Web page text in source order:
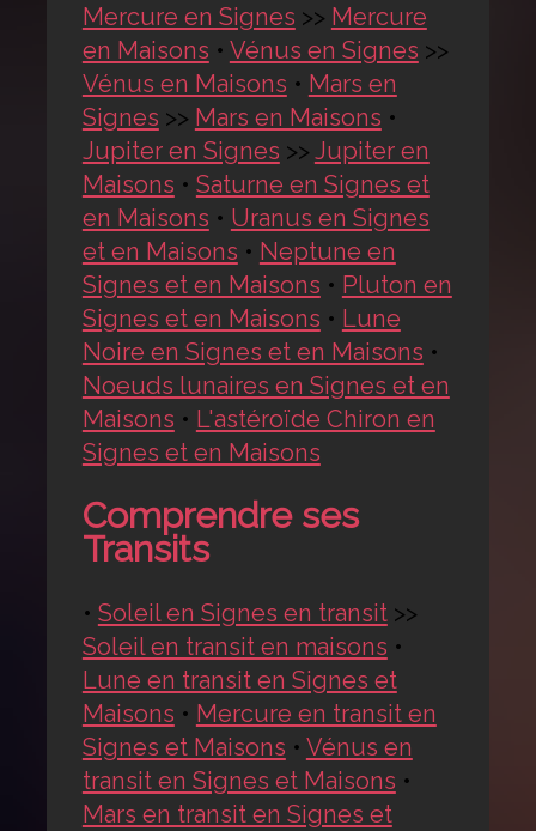
Mercure en Signes >> Mercure
en Maisons • Vénus en Signes >>
Vénus en Maisons • Mars en
Signes >> Mars en Maisons •
Jupiter en Signes >> Jupiter en
Maisons • Saturne en Signes et
en Maisons • Uranus en Signes
et en Maisons • Neptune en
Signes et en Maisons • Pluton en
Signes et en Maisons • Lune
Noire en Signes et en Maisons •
Noeuds lunaires en Signes et en
Maisons • L'astéroïde Chiron en
Signes et en Maisons
Comprendre ses
Transits
• Soleil en Signes en transit>>
Soleil en transit en maisons •
Lune en transit en Signes et
Maisons • Mercure en transit en
Signes et Maisons • Vénus en
transit en Signes et Maisons •
Mars en transit en Signes et